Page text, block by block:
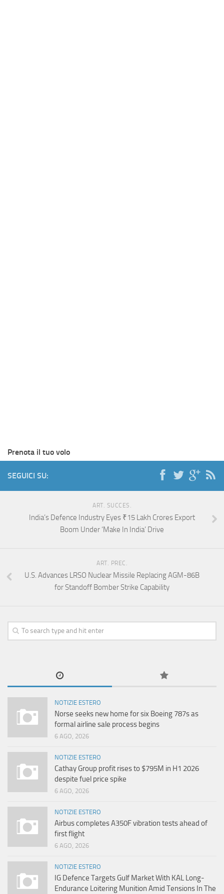
Prenota il tuo volo
SEGUICI SU:
ART. SUCCES.
India’s Defence Industry Eyes ₹15 Lakh Crores Export
Boom Under ‘Make In India’ Drive
ART. PREC.
U.S. Advances LRSO Nuclear Missile Replacing AGM-86B
for Standoff Bomber Strike Capability
NOTIZIE ESTERO
Norse seeks new home for six Boeing 787s as
formal airline sale process begins
6 AGO, 2026
NOTIZIE ESTERO
Cathay Group profit rises to $795M in H1 2026
despite fuel price spike
6 AGO, 2026
NOTIZIE ESTERO
Airbus completes A350F vibration tests ahead of
first flight
6 AGO, 2026
NOTIZIE ESTERO
IG Defence Targets Gulf Market With KAL Long-
Endurance Loitering Munition Amid Tensions In The